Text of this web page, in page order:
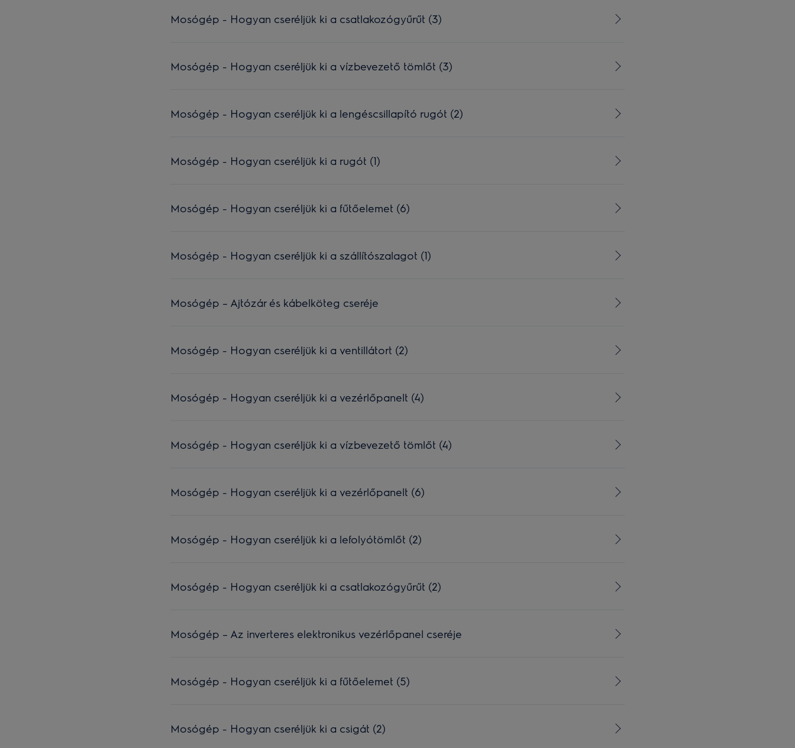
Mosógép - Hogyan cseréljük ki a csatlakozógyűrűt (3)
Mosógép - Hogyan cseréljük ki a vízbevezető tömlőt (3)
Mosógép - Hogyan cseréljük ki a lengéscsillapító rugót (2)
Mosógép - Hogyan cseréljük ki a rugót (1)
Mosógép - Hogyan cseréljük ki a fűtőelemet (6)
Mosógép - Hogyan cseréljük ki a szállítószalagot (1)
Mosógép – Ajtózár és kábelköteg cseréje
Mosógép - Hogyan cseréljük ki a ventillátort (2)
Mosógép - Hogyan cseréljük ki a vezérlőpanelt (4)
Mosógép - Hogyan cseréljük ki a vízbevezető tömlőt (4)
Mosógép - Hogyan cseréljük ki a vezérlőpanelt (6)
Mosógép - Hogyan cseréljük ki a lefolyótömlőt (2)
Mosógép - Hogyan cseréljük ki a csatlakozógyűrűt (2)
Mosógép – Az inverteres elektronikus vezérlőpanel cseréje
Mosógép - Hogyan cseréljük ki a fűtőelemet (5)
Mosógép - Hogyan cseréljük ki a csigát (2)